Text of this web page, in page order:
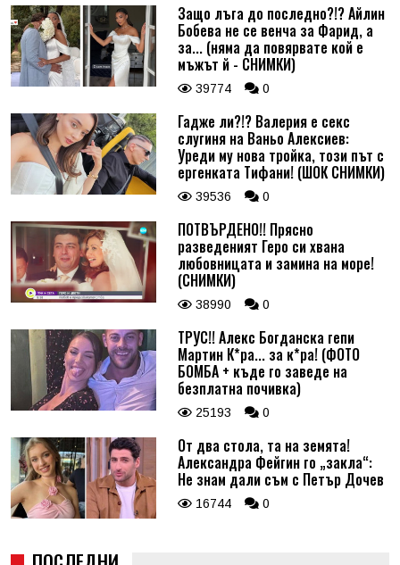
Защо лъга до последно?!? Айлин
Бобева не се венча за Фарид, а
за... (няма да повярвате кой е
мъжът й - СНИМКИ)
39774 0
Гадже ли?!? Валерия е секс
слугиня на Ваньо Алексиев:
Уреди му нова тройка, този път с
ергенката Тифани! (ШОК СНИМКИ)
39536 0
ПОТВЪРДЕНО!! Прясно
разведеният Геро си хвана
любовницата и замина на море!
(СНИМКИ)
38990 0
ТРУС!! Алекс Богданска гепи
Мартин К*ра... за к*ра! (ФОТО
БОМБА + къде го заведе на
безплатна почивка)
25193 0
От два стола, та на земята!
Александра Фейгин го „закла“:
Не знам дали съм с Петър Дочев
16744 0